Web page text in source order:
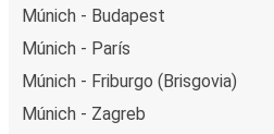
Múnich - Budapest
Múnich - París
Múnich - Friburgo (Brisgovia)
Múnich - Zagreb